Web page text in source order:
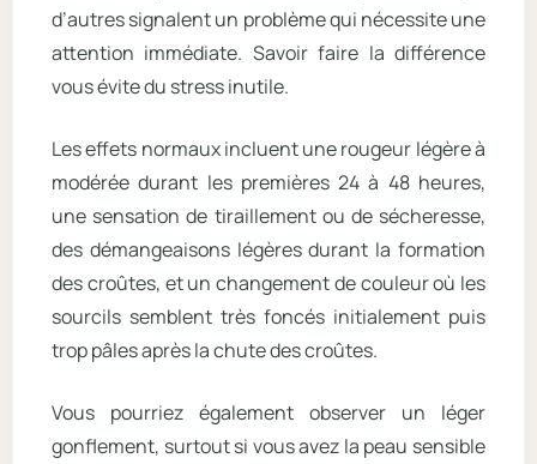
d’autres signalent un problème qui nécessite une
attention immédiate. Savoir faire la différence
vous évite du stress inutile.
Les effets normaux incluent une rougeur légère à
modérée durant les premières 24 à 48 heures,
une sensation de tiraillement ou de sécheresse,
des démangeaisons légères durant la formation
des croûtes, et un changement de couleur où les
sourcils semblent très foncés initialement puis
trop pâles après la chute des croûtes.
Vous pourriez également observer un léger
gonflement, surtout si vous avez la peau sensible